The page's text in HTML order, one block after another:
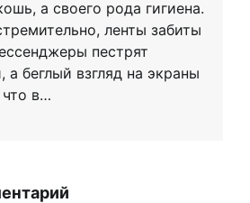
а своего рода гигиена.
ленты забиты
пестрят
беглый взгляд на экраны
что в…